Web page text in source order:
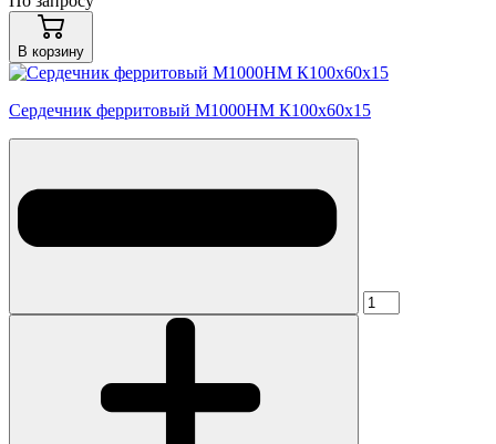
В корзину
Сердечник ферритовый М1000НМ К100х60х15